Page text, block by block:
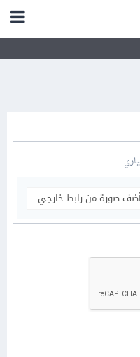
أضف صورة من رابط خارجي